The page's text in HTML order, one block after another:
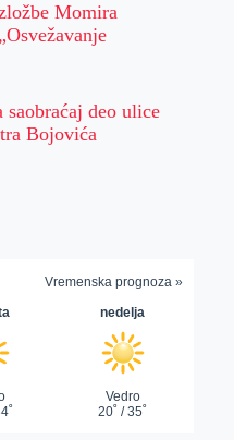
Momira
saobraćaj deo ulice
Bojovića